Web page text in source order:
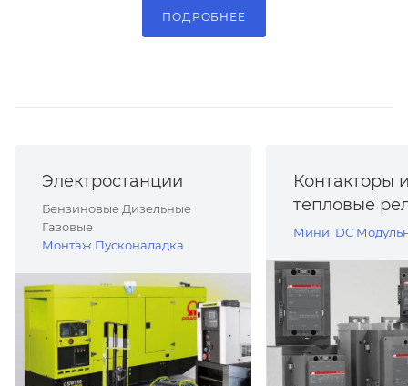
ПОДРОБНЕЕ
Электростанции
Бензиновые Дизельные
Газовые
Монтаж Пусконаладка
Контакторы
тепловые
Мини DC